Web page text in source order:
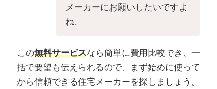
メーカーにお願いしたいですよ
ね。
この無料サービスなら簡単に費用比較でき、一
括で要望も伝えられるので、まず始めに使って
から信頼できる住宅メーカーを探しましょう。